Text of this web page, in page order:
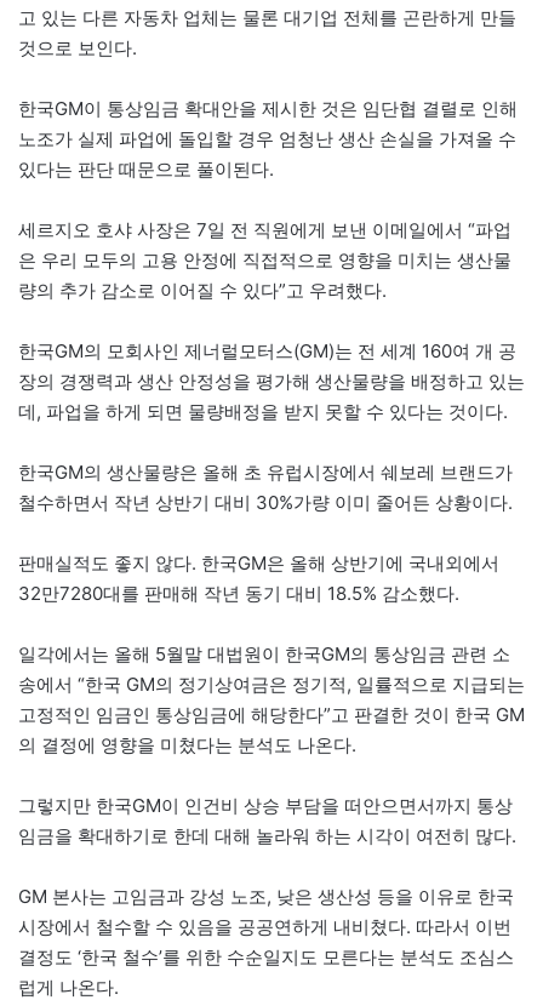
고 있는 다른 자동차 업체는 물론 대기업 전체를 곤란하게 만들
것으로 보인다.
한국GM이 통상임금 확대안을 제시한 것은 임단협 결렬로 인해
노조가 실제 파업에 돌입할 경우 엄청난 생산 손실을 가져올 수
있다는 판단 때문으로 풀이된다.
세르지오 호샤 사장은 7일 전 직원에게 보낸 이메일에서 “파업
은 우리 모두의 고용 안정에 직접적으로 영향을 미치는 생산물
량의 추가 감소로 이어질 수 있다”고 우려했다.
한국GM의 모회사인 제너럴모터스(GM)는 전 세계 160여 개 공
장의 경쟁력과 생산 안정성을 평가해 생산물량을 배정하고 있는
데, 파업을 하게 되면 물량배정을 받지 못할 수 있다는 것이다.
한국GM의 생산물량은 올해 초 유럽시장에서 쉐보레 브랜드가
철수하면서 작년 상반기 대비 30%가량 이미 줄어든 상황이다.
판매실적도 좋지 않다. 한국GM은 올해 상반기에 국내외에서
32만7280대를 판매해 작년 동기 대비 18.5% 감소했다.
일각에서는 올해 5월말 대법원이 한국GM의 통상임금 관련 소
송에서 “한국 GM의 정기상여금은 정기적, 일률적으로 지급되는
고정적인 임금인 통상임금에 해당한다”고 판결한 것이 한국 GM
의 결정에 영향을 미쳤다는 분석도 나온다.
그렇지만 한국GM이 인건비 상승 부담을 떠안으면서까지 통상
임금을 확대하기로 한데 대해 놀라워 하는 시각이 여전히 많다.
GM 본사는 고임금과 강성 노조, 낮은 생산성 등을 이유로 한국
시장에서 철수할 수 있음을 공공연하게 내비쳤다. 따라서 이번
결정도 ‘한국 철수’를 위한 수순일지도 모른다는 분석도 조심스
럽게 나온다.